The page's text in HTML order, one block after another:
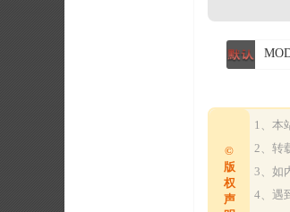
©
版
权
声
1、本
2、转
3、如
4、遇